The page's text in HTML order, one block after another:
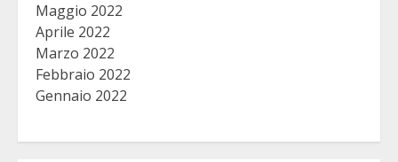
Maggio 2022
Aprile 2022
Marzo 2022
Febbraio 2022
Gennaio 2022